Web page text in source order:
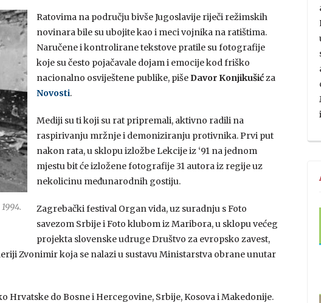
Ratovima na području bivše Jugoslavije riječi režimskih
novinara bile su ubojite kao i meci vojnika na ratištima.
Naručene i kontrolirane tekstove pratile su fotografije
koje su često pojačavale dojam i emocije kod friško
nacionalno osviještene publike, piše Davor Konjikušićza
Novosti.
Mediji su ti koji su rat pripremali, aktivno radili na
raspirivanju mržnje i demoniziranju protivnika. Prvi put
nakon rata, u sklopu izložbe Lekcije iz ‘91 na jednom
mjestu bit će izložene fotografije 31 autora iz regije uz
nekolicinu međunarodnih gostiju.
Zagrebački festival Organ vida, uz suradnju s Foto
savezom Srbije i Foto klubom iz Maribora, u sklopu većeg
projekta slovenske udruge Društvo za evropsko zavest,
Zvonimir koja se nalazi u sustavu Ministarstva obrane unutar
Hrvatske do Bosne i Hercegovine, Srbije, Kosova i Makedonije.